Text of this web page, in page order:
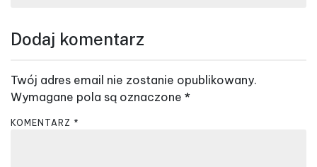
g
c
j
a
Dodaj komentarz
Twój adres email nie zostanie opublikowany.
Wymagane pola są oznaczone *
KOMENTARZ *